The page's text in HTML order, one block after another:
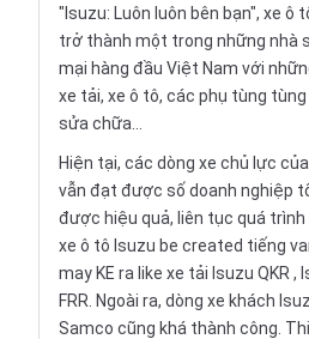
"Isuzu: Luôn luôn bên bạn", xe ô
trở thành một trong những nhà
mại hàng đầu Việt Nam với
xe tải, xe ô tô, các phụ tùng tùng
sửa chữa…
Hiện tại, các dòng xe chủ lực
vẫn đạt được số doanh nghiệp
được hiệu quả, liên tục quá trình
xe ô tô Isuzu be created tiếng
may KE ra like xe tải Isuzu QKR ,
FRR. Ngoài ra, dòng xe khách
Samco cũng khá thành công.